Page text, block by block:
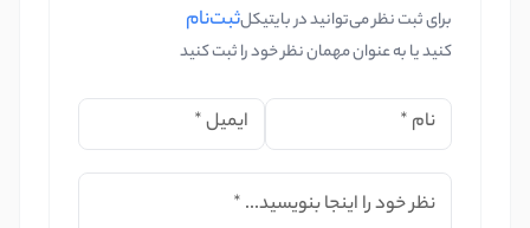
برای ثبت نظر می‌توانید در بایتیکلثبت‌نام
کنید یا به عنوان مهمان نظر خود را ثبت کنید
نام * ایمیل*
نظر خود را اینجا بنویسید... *